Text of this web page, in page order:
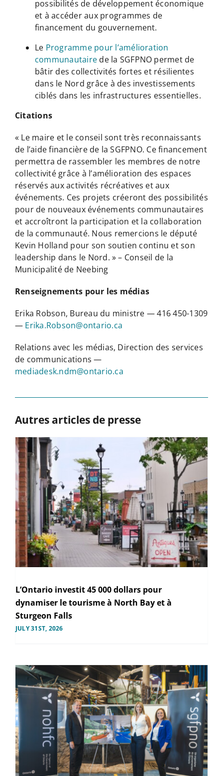
possibilités de développement économique
et à accéder aux programmes de
financement du gouvernement.
Le Programme pour l’amélioration
communautaire de la SGFPNO permet de
bâtir des collectivités fortes et résilientes
dans le Nord grâce à des investissements
ciblés dans les infrastructures essentielles.
Citations
« Le maire et le conseil sont très reconnaissants
de l’aide financière de la SGFPNO. Ce financement
permettra de rassembler les membres de notre
collectivité grâce à l’amélioration des espaces
réservés aux activités récréatives et aux
événements. Ces projets créeront des possibilités
pour de nouveaux événements communautaires
et accroîtront la participation et la collaboration
de la communauté. Nous remercions le député
Kevin Holland pour son soutien continu et son
leadership dans le Nord. » – Conseil de la
Municipalité de Neebing
Renseignements pour les médias
Erika Robson, Bureau du ministre — 416 450-1309
— Erika.Robson@ontario.ca
Relations avec les médias, Direction des services
de communications —
mediadesk.ndm@ontario.ca
Autres articles de presse
L’Ontario investit 45 000 dollars pour
dynamiser le tourisme à North Bay et à
Sturgeon Falls
JULY 31ST, 2026